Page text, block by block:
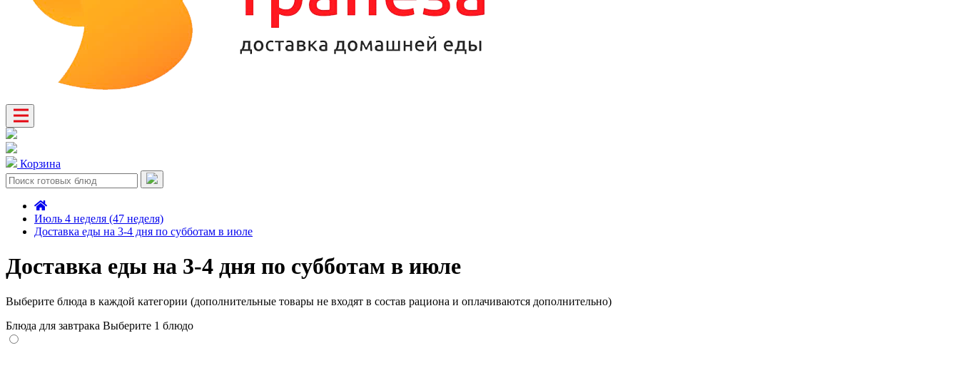
Корзина
Июль 4 неделя (47 неделя)
Доставка еды на 3-4 дня по субботам в июле
Доставка еды на 3-4 дня по субботам в июле
Выберите блюда в каждой категории (дополнительные товары не входят в состав рациона и оплачиваются дополнительно)
Блюда для завтрака Выберите 1 блюдо